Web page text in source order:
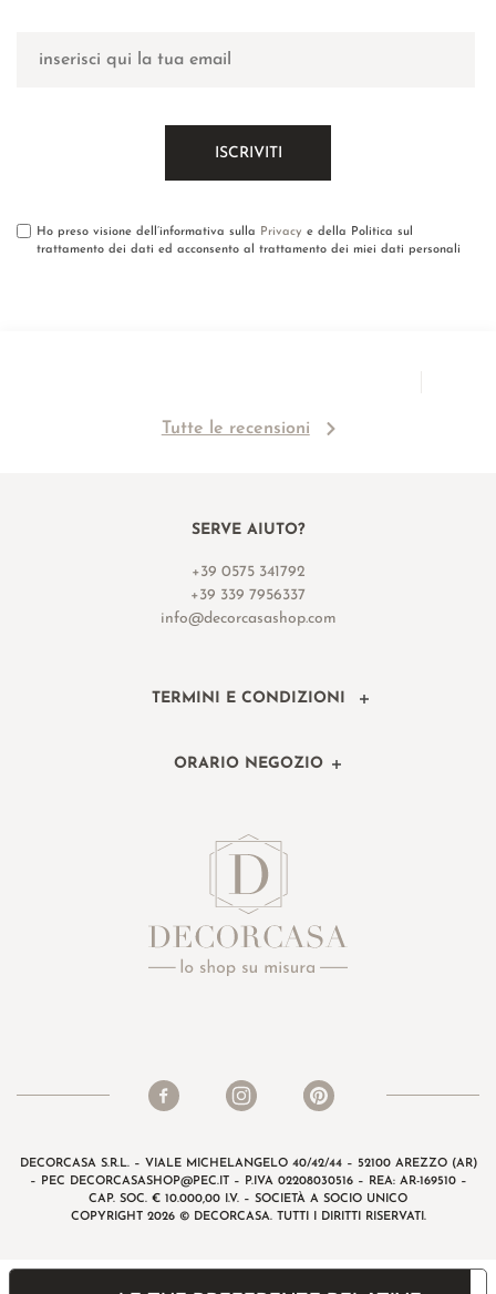
Ho preso visione dell’informativa sulla Privacy e della Politica sul
trattamento dei dati ed acconsento al trattamento dei miei dati personali
Tutte le recensioni
SERVE AIUTO?
+39 0575 341792
+39 339 7956337
info@decorcasashop.com
TERMINI E CONDIZIONI
ORARIO NEGOZIO
DECORCASA S.R.L. – VIALE MICHELANGELO 40/42/44 – 52100 AREZZO (AR)
– PEC
DECORCASASHOP@PEC.IT– P.IVA 02208030516 – REA: AR-169510 –
CAP. SOC. € 10.000,00 I.V. – SOCIETÀ A SOCIO UNICO
COPYRIGHT 2026 © DECORCASA. TUTTI I DIRITTI RISERVATI.